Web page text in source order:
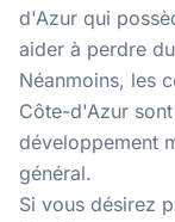
d'Azur qui
aider à perdre
Néanmoins, les
Côte-d'Azur
développement
général.
Si vous désirez